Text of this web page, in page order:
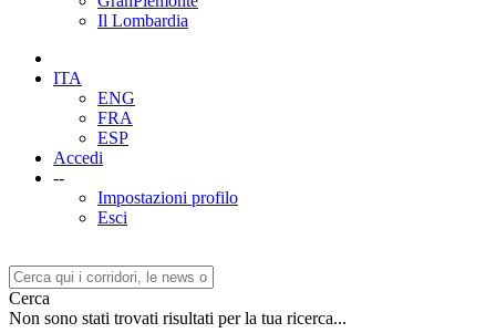
Il Lombardia
ITA
ENG
FRA
ESP
Accedi
--
Impostazioni profilo
Esci
Cerca
Non sono stati trovati risultati per la tua ricerca...